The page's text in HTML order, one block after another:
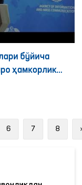
бўйича
ҳамкорлик
брифинг
6 7 8